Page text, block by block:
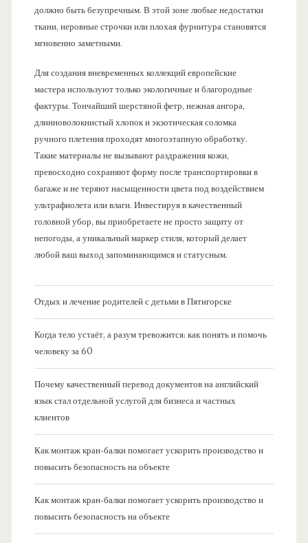
должно быть безупречным. В этой зоне любые недостатки
ткани, неровные строчки или плохая фурнитура становятся
мгновенно заметными.
Для создания вневременных коллекций европейские
мастера используют только экологичные и благородные
фактуры. Тончайший шерстяной фетр, нежная ангора,
длинноволокнистый хлопок и экзотическая соломка
ручного плетения проходят многоэтапную обработку.
Такие материалы не вызывают раздражения кожи,
превосходно сохраняют форму после транспортировки в
багаже и не теряют насыщенности цвета под воздействием
ультрафиолета или влаги. Инвестируя в качественный
головной убор, вы приобретаете не просто защиту от
непогоды, а уникальный маркер стиля, который делает
любой ваш выход запоминающимся и статусным.
Отдых и лечение родителей с детьми в Пятигорске
Когда тело устаёт, а разум тревожится: как понять и помочь
человеку за 60
Почему качественный перевод документов на английский
язык стал отдельной услугой для бизнеса и частных
клиентов
Как монтаж кран-балки помогает ускорить производство и
повысить безопасность на объекте
Как монтаж кран-балки помогает ускорить производство и
повысить безопасность на объекте